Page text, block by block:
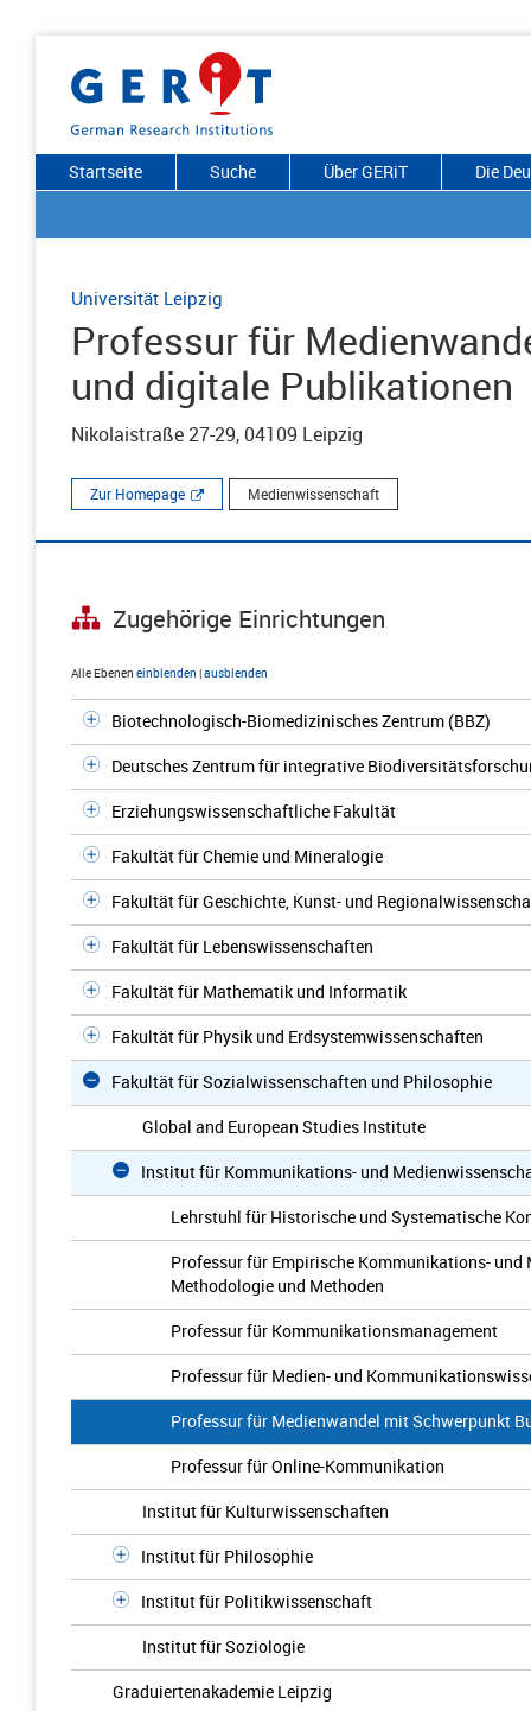
Startseite Suche Über GERiT Die
Universität Leipzig
Professur für
und digitale Publikationen
Nikolaistraße 27-29, 04109 Leipzig
Zur Homepage Medienwissenschaft
Zugehörige Einrichtungen
Alle Ebenen einblenden |ausblenden
Biotechnologisch-Biomedizinisches Zentrum (BBZ)
Deutsches Zentrum für integrative
Erziehungswissenschaftliche Fakultät
Fakultät für Chemie und Mineralogie
Fakultät für Geschichte, Kunst- und
Fakultät für Lebenswissenschaften
Fakultät für Mathematik und Informatik
Fakultät für Physik und Erdsystemwissenschaften
Fakultät für Sozialwissenschaften und Philosophie
Global and European Studies Institute
Institut für Kommunikations- und
Lehrstuhl für Historische und Systematische
Professur für Empirische Kommunikations-
Methodologie und Methoden
Professur für Kommunikationsmanagement
Professur für Medien- und
Professur für Medienwandel mit Schwerpunkt
Professur für Online-Kommunikation
Institut für Kulturwissenschaften
Institut für Philosophie
Institut für Politikwissenschaft
Institut für Soziologie
Graduiertenakademie Leipzig